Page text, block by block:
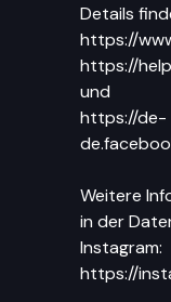
Details
https://
https://
und
https://de-
Weitere
in der
Instagram:
https://